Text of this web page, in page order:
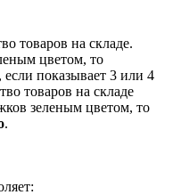
товаров на складе.
цветом, то
, если показывает 3 или 4
товаров на складе
зеленым цветом, то
.